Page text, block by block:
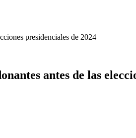
presidenciales de 2024
antes de las